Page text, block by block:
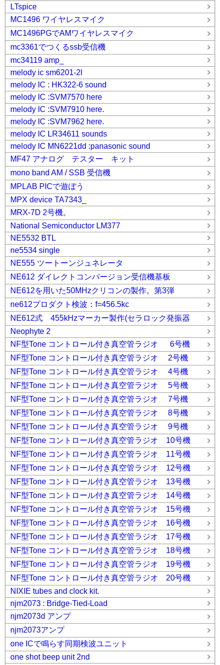
LTspice
MC1496 ワイヤレスマイク
MC1496PGでAMワイヤレスマイク
mc3361でつくるssb受信機
mc34119 amp_
melody ic sm6201-2l
melody IC : HK322-6 sound
melody IC :SVM7570 here
melody IC :SVM7910 here.
melody IC :SVM7962 here.
melody IC LR34611 sounds
melody IC MN6221dd :panasonic sound
MF47 アナログ テスター キット
mono band AM / SSB 受信機
MPLAB PICで遊ぼう
MPX device TA7343_
MRX-7D 2号機。
National Semiconductor LM377
NE5532 BTL
ne5534 single
NE555 ツートーンジュネレータ
NE612 ダイレクトコンバージョン受信機基板
NE612を用いた50MHzクリコンの製作。第3弾
ne612プロダクト検波：f=456.5kc
NE612式 455kHzマーカー製作(セラロック発振器
Neophyte 2
NF型Tone コントロール付き真空管ラジオ 6号機
NF型Tone コントロール付き真空管ラジオ 2号機
NF型Tone コントロール付き真空管ラジオ 4号機
NF型Tone コントロール付き真空管ラジオ 5号機
NF型Tone コントロール付き真空管ラジオ 7号機
NF型Tone コントロール付き真空管ラジオ 8号機
NF型Tone コントロール付き真空管ラジオ 9号機
NF型Tone コントロール付き真空管ラジオ 10号機
NF型Tone コントロール付き真空管ラジオ 11号機
NF型Tone コントロール付き真空管ラジオ 12号機
NF型Tone コントロール付き真空管ラジオ 13号機
NF型Tone コントロール付き真空管ラジオ 14号機
NF型Tone コントロール付き真空管ラジオ 15号機
NF型Tone コントロール付き真空管ラジオ 16号機
NF型Tone コントロール付き真空管ラジオ 17号機
NF型Tone コントロール付き真空管ラジオ 18号機
NF型Tone コントロール付き真空管ラジオ 19号機
NF型Tone コントロール付き真空管ラジオ 20号機
NIXIE tubes and clock kit.
njm2073 : Bridge-Tied-Load
njm2073d アンプ
njm2073アンプ
one ICで鳴らす同期検波ユニット
one shot beep unit 2nd